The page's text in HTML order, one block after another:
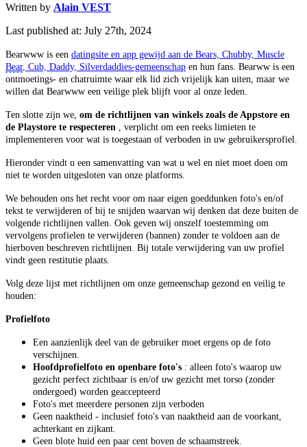
Written by Alain VEST
Last published at: July 27th, 2024
Bearwww is een datingsite en app gewijd aan de Bears, Chubby, Muscle
Bear, Cub, Daddy, Silverdaddies-gemeenschap en hun fans. Bearww is een
ontmoetings- en chatruimte waar elk lid zich vrijelijk kan uiten, maar we
willen dat Bearwww een veilige plek blijft voor al onze leden.
Ten slotte zijn we, om de richtlijnen van winkels zoals de Appstore en
de Playstore te respecteren , verplicht om een reeks limieten te
implementeren voor wat is toegestaan of verboden in uw gebruikersprofiel.
Hieronder vindt u een samenvatting van wat u wel en niet moet doen om
niet te worden uitgesloten van onze platforms.
We behouden ons het recht voor om naar eigen goeddunken foto's en/of
tekst te verwijderen of bij te snijden waarvan wij denken dat deze buiten de
volgende richtlijnen vallen. Ook geven wij onszelf toestemming om
vervolgens profielen te verwijderen (bannen) zonder te voldoen aan de
hierboven beschreven richtlijnen. Bij totale verwijdering van uw profiel
vindt geen restitutie plaats.
Volg deze lijst met richtlijnen om onze gemeenschap gezond en veilig te
houden:
Profielfoto
Een aanzienlijk deel van de gebruiker moet ergens op de foto
verschijnen.
Hoofdprofielfoto en openbare foto's : alleen foto's waarop uw
gezicht perfect zichtbaar is en/of uw gezicht met torso (zonder
ondergoed) worden geaccepteerd
Foto's met meerdere personen zijn verboden
Geen naaktheid - inclusief foto's van naaktheid aan de voorkant,
achterkant en zijkant.
Geen blote huid een paar cent boven de schaamstreek.